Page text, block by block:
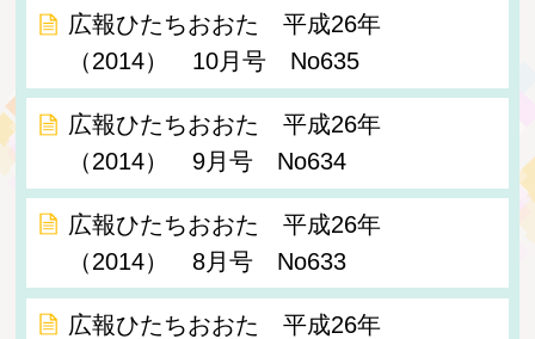
広報ひたちおおた 平成26年
（2014） 10月号 No635
広報ひたちおおた 平成26年
（2014） 9月号 No634
広報ひたちおおた 平成26年
（2014） 8月号 No633
広報ひたちおおた 平成26年